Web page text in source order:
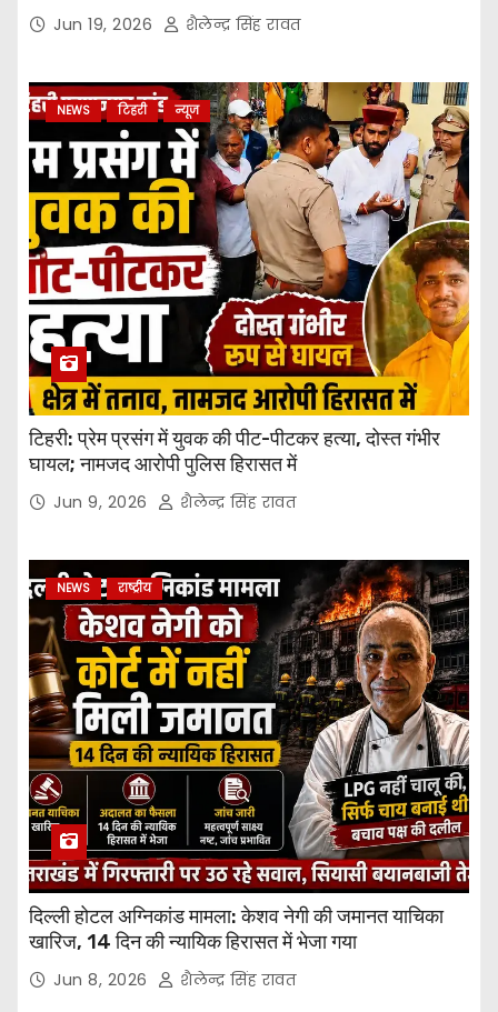
Jun 19, 2026 शैलेन्द्र सिंह रावत
NEWS टिहरी न्यूज
टिहरी: प्रेम प्रसंग में युवक की पीट-पीटकर हत्या, दोस्त गंभीर
घायल; नामजद आरोपी पुलिस हिरासत में
Jun 9, 2026 शैलेन्द्र सिंह रावत
NEWS राष्ट्रीय
दिल्ली होटल अग्निकांड मामला: केशव नेगी की जमानत याचिका
खारिज, 14 दिन की न्यायिक हिरासत में भेजा गया
Jun 8, 2026 शैलेन्द्र सिंह रावत